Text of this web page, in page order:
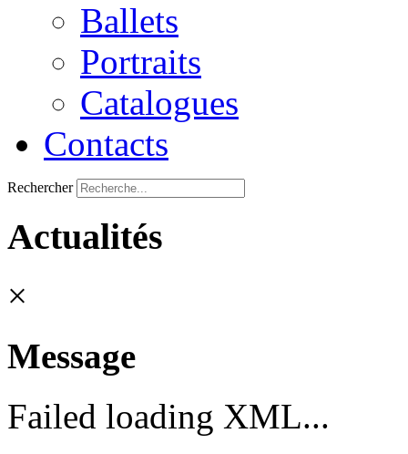
Ballets
Portraits
Catalogues
Contacts
Rechercher
Actualités
×
Message
Failed loading XML...